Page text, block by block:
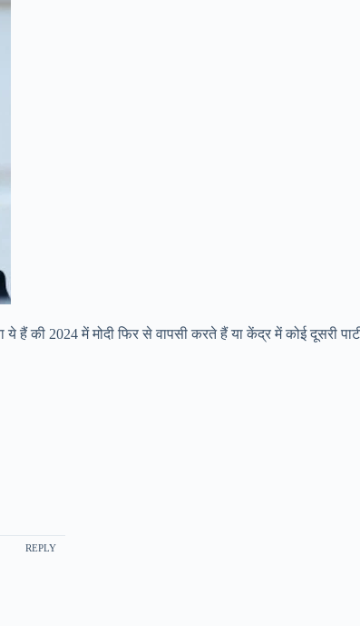
की 2024 में मोदी फिर से वापसी करते हैं या केंद्र में कोई दूसरी
REPLY